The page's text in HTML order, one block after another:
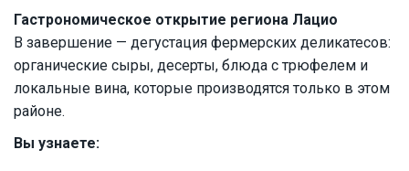
Гастрономическое открытие региона Лацио
В завершение — дегустация фермерских деликатесов:
органические сыры, десерты, блюда с трюфелем и
локальные вина, которые производятся только в этом
районе.
Вы узнаете: